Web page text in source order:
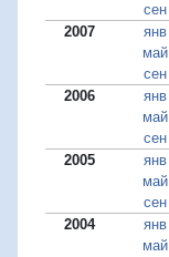
сен
2007
янв
май
сен
2006
янв
май
сен
2005
янв
май
сен
2004
янв
май